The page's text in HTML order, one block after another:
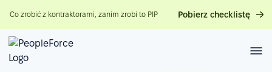
Co zrobić z kontraktorami, zanim zrobi to PIP Pobierz checklistę